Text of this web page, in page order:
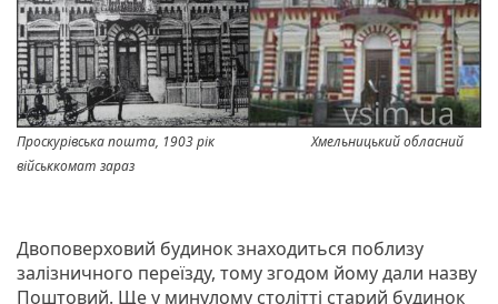
Проскурівська пошта, 1903 рік Хмельницький обласний
військкомат зараз
Двоповерховий будинок знаходиться поблизу
залізничного переїзду, тому згодом йому дали назву
Поштовий. Ще у минулому столітті старий будинок